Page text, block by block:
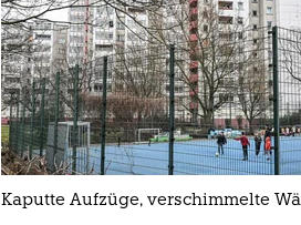
Kaputte Aufzüge, verschimmelte